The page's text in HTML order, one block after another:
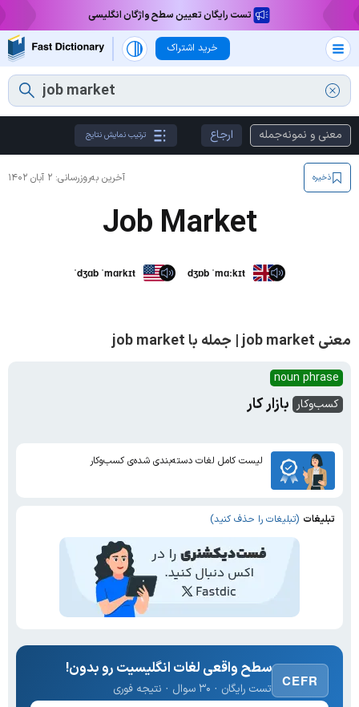
تست رایگان تعیین سطح واژگان انگلیسی
خرید اشتراک
معنی و نمونه‌جمله ارجاع ترتیب نمایش نتایج
آخرین به‌روزرسانی: ۲ آبان ۱۴۰۲ ذخیره
Job Market
ˈdʒɑb ˈmɑrkɪt dʒɒb ˈmɑːkɪt
معنی job market | جمله با job market
noun phrase
کسب‌وکار بازار کار
لیست کامل لغات دسته‌بندی شده‌ی کسب‌وکار
تبلیغات (تبلیغات را حذف کنید)
CEFR
سطح واقعی لغات انگلیسیت رو بدون!
تست رایگان · ۳۰ سوال · نتیجه فوری